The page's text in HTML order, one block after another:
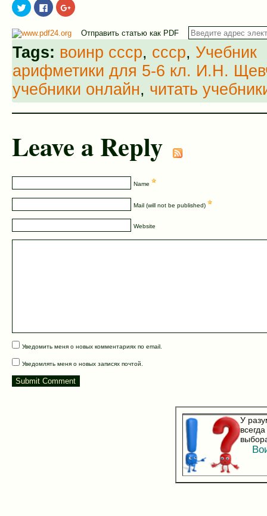
Нажмите,
чтобы
поделиться
Twitter
(Открывается
в
новом
окне)
Нажмите
здесь,
чтобы
контентом
на
Facebook.
(Открывается
новом
окне)
Нажмите,
чтобы
Google+
(Открывается
в
новом
Отправить статью как PDF
Tags: воинр ссср, ссср, Учебник
арифметики для 5-6 кл. И.Н.
учебники онлайн, читать
Leave a Reply
Name
Mail (will not be published)
Website
Уведомить меня о новых комментариях по email.
Уведомлять меня о новых записях почтой.
У